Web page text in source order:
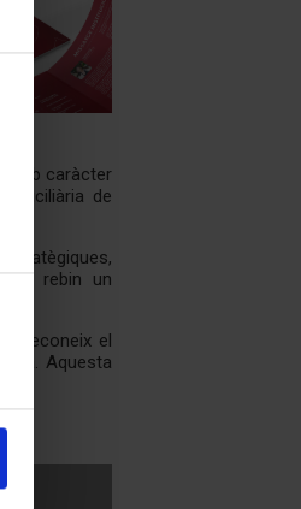
amb caràcter
de
rebin un
reconeix el
Aquesta